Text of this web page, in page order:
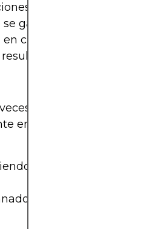
rentables durante
ganan 7 de cada 10
cuenta cuánto se
en pérdidas
pero si las
en un escenario de
£50 por cada una,
x £50 = £400 y 2